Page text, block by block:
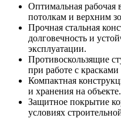
Оптимальная рабочая
потолкам и верхним
Прочная стальная
долговечность и
эксплуатации.
Противоскользящие
при работе с
Компактная
и хранения на объекте.
Защитное покрытие
условиях